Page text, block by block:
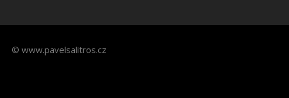
© www.pavelsalitros.cz